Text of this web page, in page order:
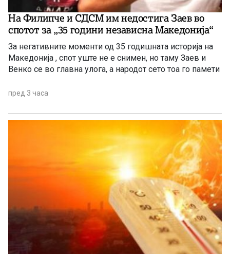
На Филипче и СДСМ им недостига Заев во
спотот за „35 години независна Македонија“
За негативните моменти од 35 годишната историја на
Македонија , спот уште не е снимен, но таму Заев и
Венко се во главна улога, а народот сето тоа го памети
пред 3 часа